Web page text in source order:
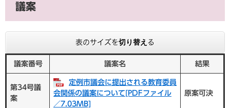
議案
表のサイズを切り替える
議案番号 議案名 結果
第34号議
案
定例市議会に提出される教育委員
会関係の議案について[PDFファイル
／7.03MB]
原案可決